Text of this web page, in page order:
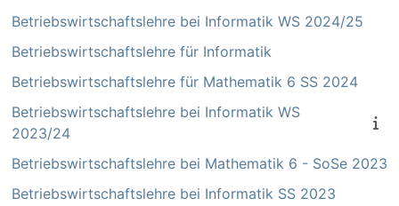
Betriebswirtschaftslehre bei Informatik WS 2024/25
Betriebswirtschaftslehre für Informatik
Betriebswirtschaftslehre für Mathematik 6 SS 2024
Betriebswirtschaftslehre bei Informatik WS
2023/24
Betriebswirtschaftslehre bei Mathematik 6 - SoSe 2023
Betriebswirtschaftslehre bei Informatik SS 2023